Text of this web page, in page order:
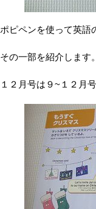
ポピペンを使って英語
その一部を紹介します。
１２月号は９~１２月